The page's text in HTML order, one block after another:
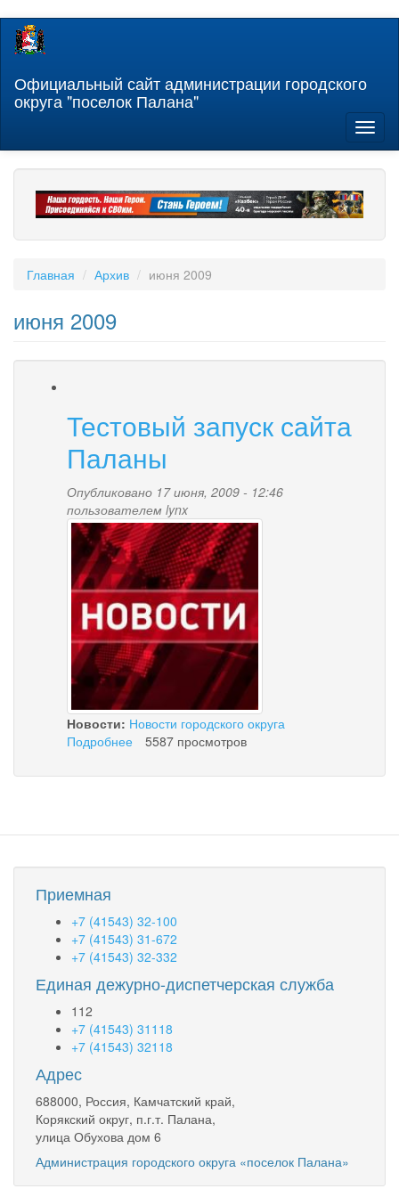
Перейти
содержанию
Официальный сайт администрации городского
округа "поселок Палана"
Главная Архив июня 2009
июня 2009
Тестовый запуск сайта
Паланы
Опубликовано 17 июня, 2009 - 12:46
пользователем lynx
news-
palana.jpg
Новости: Новости городского округа
Подробнее
запуск
5587 просмотров
Приемная
+7 (41543) 32-100
+7 (41543) 31-672
+7 (41543) 32-332
Единая дежурно-диспетчерская служба
112
+7 (41543) 31118
+7 (41543) 32118
Адрес
688000, Россия, Камчатский край,
Корякский округ, п.г.т. Палана,
улица Обухова дом 6
Администрация городского округа «поселок Палана»